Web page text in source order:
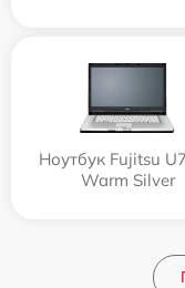
Ноутбук Fujitsu
Warm Silver